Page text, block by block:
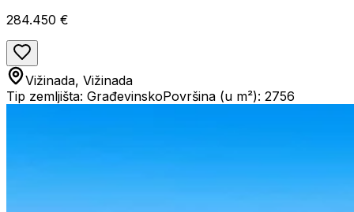
284.450 €
Vižinada, Vižinada
Tip zemljišta: GrađevinskoPovršina (u m²): 2756